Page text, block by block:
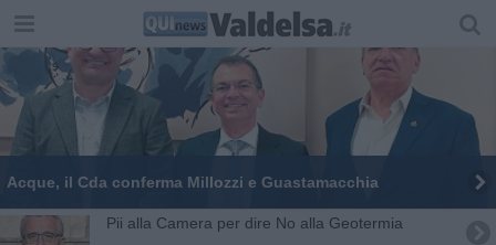
Acque, il Cda conferma Millozzi e Guastamacchia
Pii alla Camera per dire No alla Geotermia